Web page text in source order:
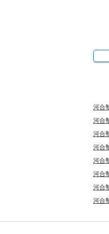
河合
河合
河合
河合
河合
河合
河合
河合